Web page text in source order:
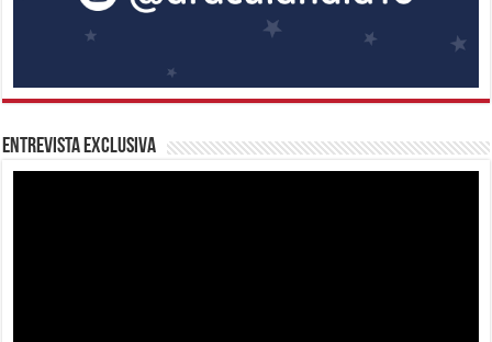
Entrevista Exclusiva